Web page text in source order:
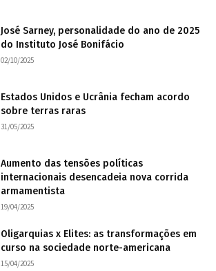
José Sarney, personalidade do ano de 2025
do Instituto José Bonifácio
02/10/2025
Estados Unidos e Ucrânia fecham acordo
sobre terras raras
31/05/2025
Aumento das tensões políticas
internacionais desencadeia nova corrida
armamentista
19/04/2025
Oligarquias x Elites: as transformações em
curso na sociedade norte-americana
15/04/2025